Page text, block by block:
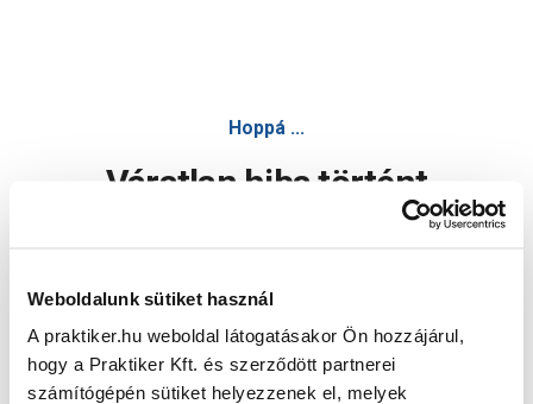
Weboldalunk sütiket használ
A praktiker.hu weboldal látogatásakor Ön hozzájárul,
hogy a Praktiker Kft. és szerződött partnerei
számítógépén sütiket helyezzenek el, melyek
Hoppá ...
Váratlan hiba történt
Oldal újratöltése